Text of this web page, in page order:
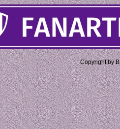
Copyright by